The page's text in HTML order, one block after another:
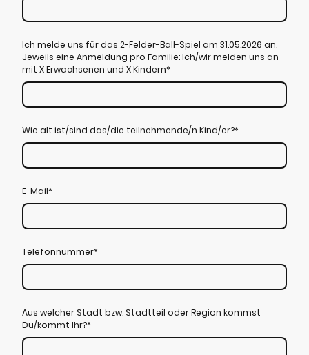
Ich melde uns für das 2-Felder-Ball-Spiel am 31.05.2026 an.
Jeweils eine Anmeldung pro Familie: Ich/wir melden uns an
mit X Erwachsenen und X Kindern*
Wie alt ist/sind das/die teilnehmende/n Kind/er?*
E-Mail*
Telefonnummer*
Aus welcher Stadt bzw. Stadtteil oder Region kommst
Du/kommt Ihr?*